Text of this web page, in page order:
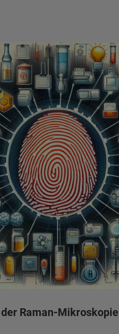
Raman-Mikroskopie